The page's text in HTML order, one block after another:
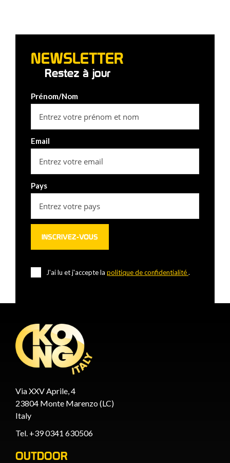
NEWSLETTER
Restez à jour
Prénom/Nom
Email
Pays
J'ai lu et j'accepte la politique de confidentialité.
Via XXV Aprile, 4
23804 Monte Marenzo (LC)
Italy
Tel. +39 0341 630506
OUTDOOR